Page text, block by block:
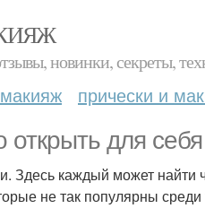
новинки, секреты,
прически и
для себя
каждый может найти
не так популярны